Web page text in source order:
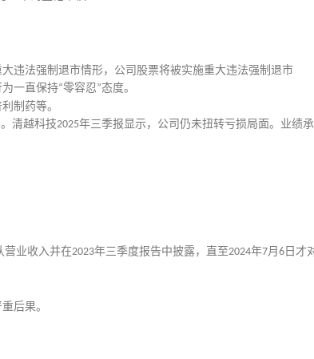
违法强制退市情形，公司股票将被实施重大违法强制退市
一直保持“零容忍”态度。
制药等。
。清越科技2025年三季报显示，公司仍未扭转亏损局面。业绩
营业收入并在2023年三季度报告中披露，直至2024年7月 6 日才
后果。